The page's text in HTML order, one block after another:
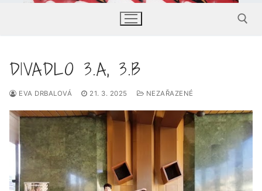
Hledat:
DIVADLO 3.A, 3.B
EVA DRBALOVÁ 21. 3. 2025 NEZAŘAZENÉ